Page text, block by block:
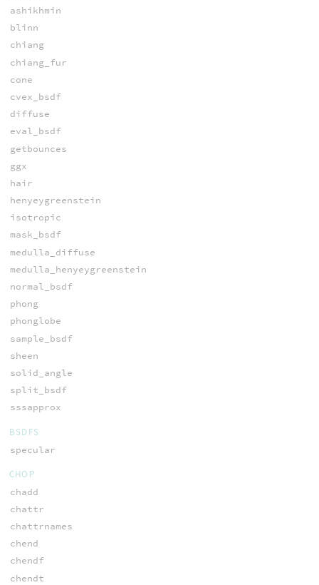
ashikhmin
blinn
chiang
chiang_fur
cone
cvex_bsdf
diffuse
eval_bsdf
getbounces
ggx
hair
henyeygreenstein
isotropic
mask_bsdf
medulla_diffuse
medulla_henyeygreenstein
normal_bsdf
phong
phonglobe
sample_bsdf
sheen
solid_angle
split_bsdf
sssapprox
BSDFS
specular
CHOP
chadd
chattr
chattrnames
chend
chendf
chendt